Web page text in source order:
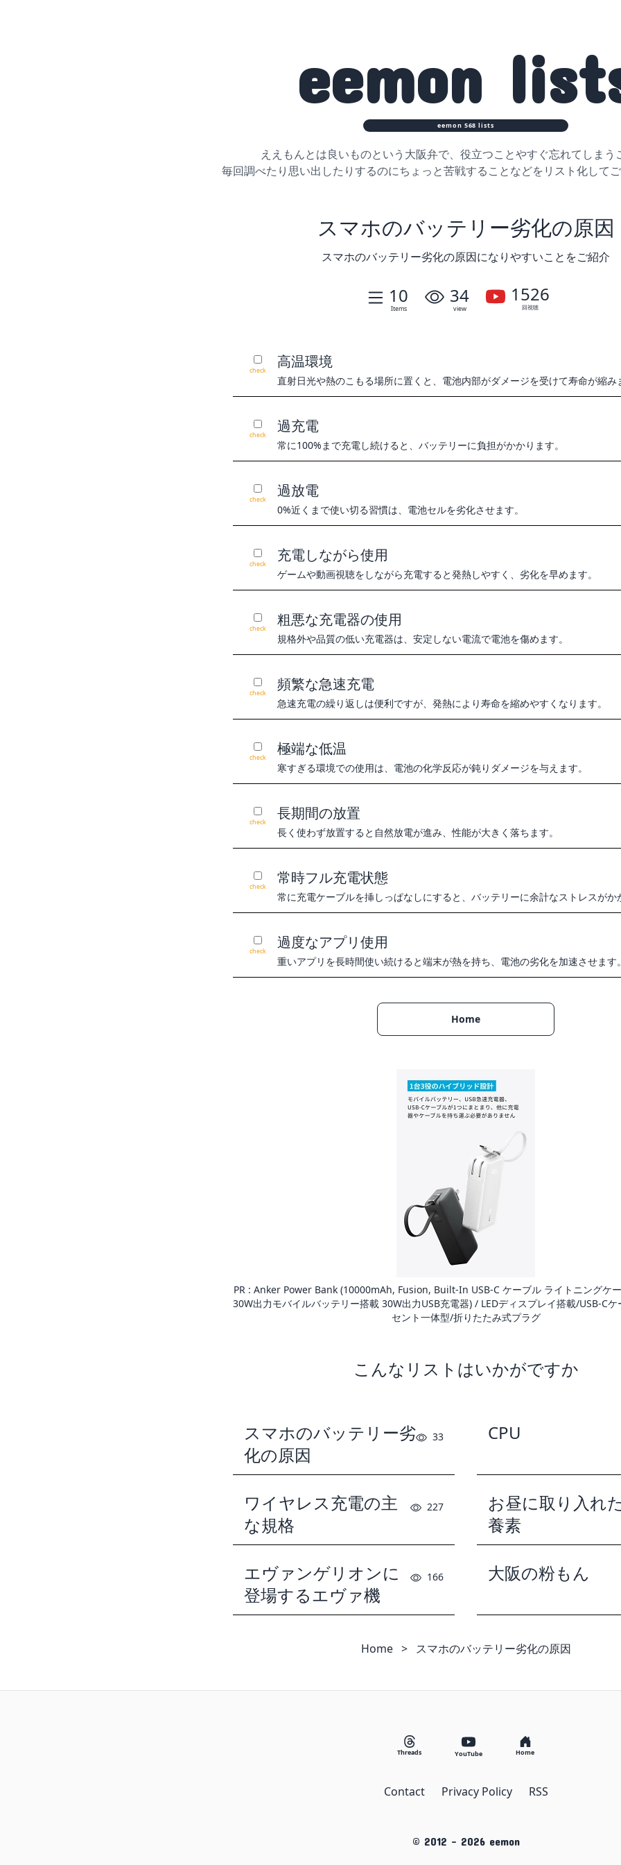
eemon
eemon 568 lists
ええもんとは良いものという大阪弁で、役立つことやすぐ忘れてしまう
毎回調べたり思い出したりするのにちょっと苦戦することなどをリスト化して
スマホのバッテリー劣化の原因
スマホのバッテリー劣化の原因になりやすいことをご紹介
10
Items
34
view
1526
回視聴
check 高温環境
直射日光や熱のこもる場所に置くと、電池内部がダメージを受けて寿命が縮み
check 過充電
常に100%まで充電し続けると、バッテリーに負担がかかります。
check 過放電
0%近くまで使い切る習慣は、電池セルを劣化させます。
check 充電しながら使用
ゲームや動画視聴をしながら充電すると発熱しやすく、劣化を早めます。
check 粗悪な充電器の使用
規格外や品質の低い充電器は、安定しない電流で電池を傷めます。
check 頻繁な急速充電
急速充電の繰り返しは便利ですが、発熱により寿命を縮めやすくなります。
check 極端な低温
寒すぎる環境での使用は、電池の化学反応が鈍りダメージを与えます。
check 長期間の放置
長く使わず放置すると自然放電が進み、性能が大きく落ちます。
check 常時フル充電状態
常に充電ケーブルを挿しっぱなしにすると、バッテリーに余計なストレスがか
check 過度なアプリ使用
重いアプリを長時間使い続けると端末が熱を持ち、電池の劣化を加速させます
Home
PR : Anker Power Bank (10000mAh, Fusion, Built-In USB-C ケーブル ライトニングケ
30W出力モバイルバッテリー搭載 30W出力USB充電器) / LEDディスプレイ搭載/USB-C
セント一体型/折りたたみ式プラグ
こんなリストはいかがですか
スマホのバッテリー劣
化の原因
33 CPU
ワイヤレス充電の主
な規格
227
お昼に取り入れ
養素
エヴァンゲリオンに
登場するエヴァ機
166 大阪の粉もん
Home > スマホのバッテリー劣化の原因
Threads YouTube Home
Contact Privacy Policy RSS
© 2012 - 2026eemon